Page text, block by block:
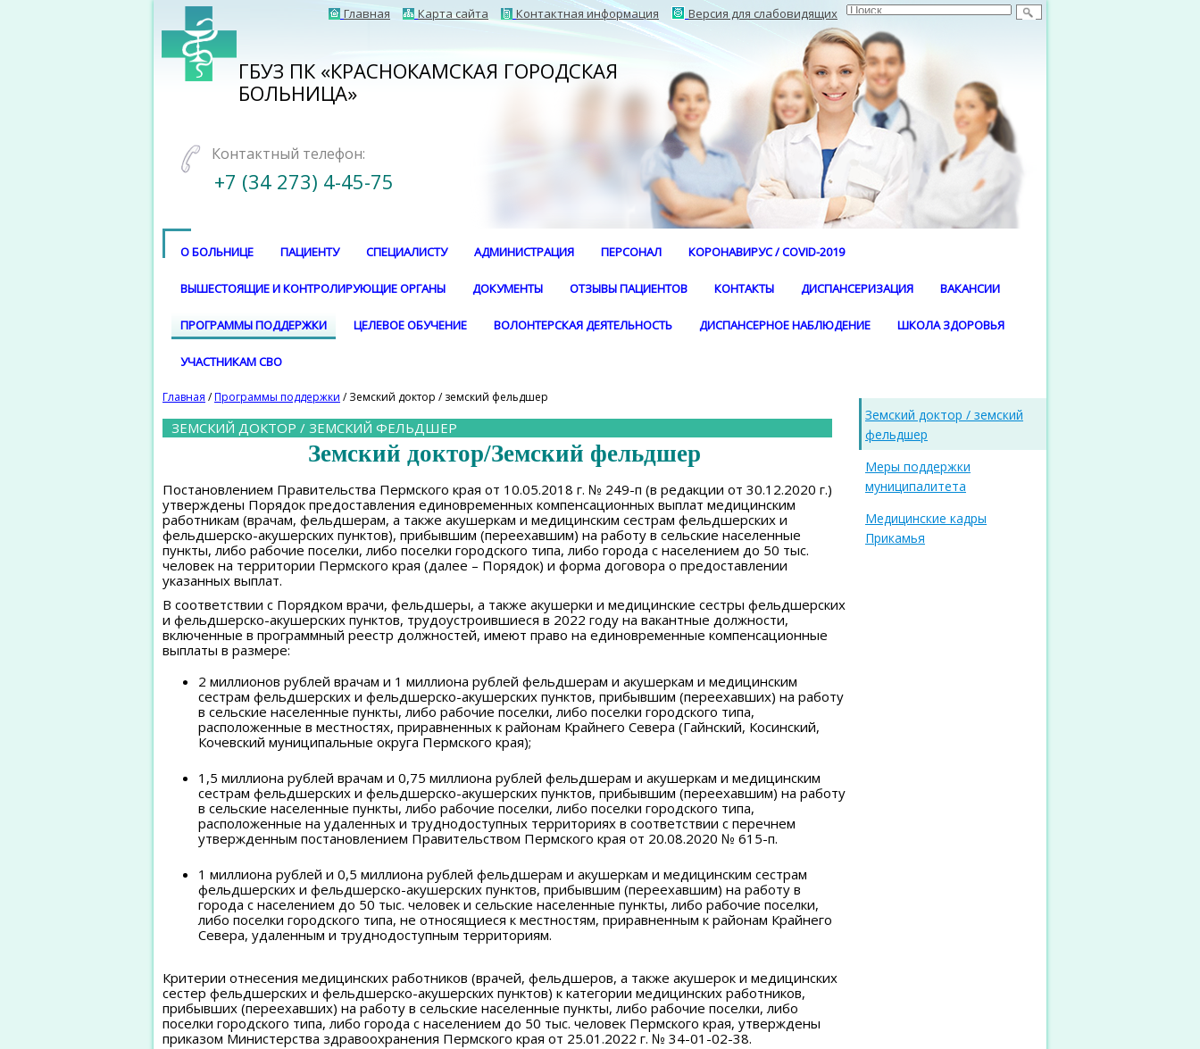
Главная Карта сайта Контактная информация Версия для слабовидящих
ГБУЗ ПК «КРАСНОКАМСКАЯ ГОРОДСКАЯ
БОЛЬНИЦА»
Контактный телефон:
+7 (34 273) 4-45-75
О БОЛЬНИЦЕ ПАЦИЕНТУ СПЕЦИАЛИСТУ АДМИНИСТРАЦИЯ ПЕРСОНАЛ КОРОНАВИРУС / COVID-2019
ВЫШЕСТОЯЩИЕ И КОНТРОЛИРУЮЩИЕ ОРГАНЫ ДОКУМЕНТЫ ОТЗЫВЫ ПАЦИЕНТОВ КОНТАКТЫ ДИСПАНСЕРИЗАЦИЯ ВАКАНСИИ
ПРОГРАММЫ ПОДДЕРЖКИ ЦЕЛЕВОЕ ОБУЧЕНИЕ ВОЛОНТЕРСКАЯ ДЕЯТЕЛЬНОСТЬ ДИСПАНСЕРНОЕ НАБЛЮДЕНИЕ ШКОЛА ЗДОРОВЬЯ
УЧАСТНИКАМ СВО
Главная /Программы поддержки / Земский доктор / земский фельдшер
ЗЕМСКИЙ ДОКТОР / ЗЕМСКИЙ ФЕЛЬДШЕР
Земский доктор/Земский фельдшер
Постановлением Правительства Пермского края от 10.05.2018 г. № 249-п (в редакции от 30.12.2020 г.)
утверждены Порядок предоставления единовременных компенсационных выплат медицинским
работникам (врачам, фельдшерам, а также акушеркам и медицинским сестрам фельдшерских и
фельдшерско-акушерских пунктов), прибывшим (переехавшим) на работу в сельские населенные
пункты, либо рабочие поселки, либо поселки городского типа, либо города с населением до 50 тыс.
человек на территории Пермского края (далее – Порядок) и форма договора о предоставлении
указанных выплат.
В соответствии с Порядком врачи, фельдшеры, а также акушерки и медицинские сестры фельдшерских
и фельдшерско-акушерских пунктов, трудоустроившиеся в 2022 году на вакантные должности,
включенные в программный реестр должностей, имеют право на единовременные компенсационные
выплаты в размере:
2 миллионов рублей врачам и 1 миллиона рублей фельдшерам и акушеркам и медицинским
сестрам фельдшерских и фельдшерско-акушерских пунктов, прибывшим (переехавших) на работу
в сельские населенные пункты, либо рабочие поселки, либо поселки городского типа,
расположенные в местностях, приравненных к районам Крайнего Севера (Гайнский, Косинский,
Кочевский муниципальные округа Пермского края);
1,5 миллиона рублей врачам и 0,75 миллиона рублей фельдшерам и акушеркам и медицинским
сестрам фельдшерских и фельдшерско-акушерских пунктов, прибывшим (переехавшим) на работу
в сельские населенные пункты, либо рабочие поселки, либо поселки городского типа,
расположенные на удаленных и труднодоступных территориях в соответствии с перечнем
утвержденным постановлением Правительством Пермского края от 20.08.2020 № 615-п.
1 миллиона рублей и 0,5 миллиона рублей фельдшерам и акушеркам и медицинским сестрам
фельдшерских и фельдшерско-акушерских пунктов, прибывшим (переехавшим) на работу в
города с населением до 50 тыс. человек и сельские населенные пункты, либо рабочие поселки,
либо поселки городского типа, не относящиеся к местностям, приравненным к районам Крайнего
Севера, удаленным и труднодоступным территориям.
Критерии отнесения медицинских работников (врачей, фельдшеров, а также акушерок и медицинских
сестер фельдшерских и фельдшерско-акушерских пунктов) к категории медицинских работников,
прибывших (переехавших) на работу в сельские населенные пункты, либо рабочие поселки, либо
поселки городского типа, либо города с населением до 50 тыс. человек Пермского края, утверждены
приказом Министерства здравоохранения Пермского края от 25.01.2022 г. № 34-01-02-38.
Земский доктор / земский
фельдшер
Меры поддержки
муниципалитета
Медицинские кадры
Прикамья